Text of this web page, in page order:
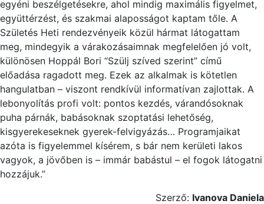
egyéni beszélgetésekre, ahol mindig maximális figyelmet,
együttérzést, és szakmai alaposságot kaptam tőle. A
Születés Heti rendezvényeik közül hármat látogattam
meg, mindegyik a várakozásaimnak megfelelően jó volt,
különösen Hoppál Bori “Szülj szíved szerint” című
előadása ragadott meg. Ezek az alkalmak is kötetlen
hangulatban – viszont rendkívül informatívan zajlottak. A
lebonyolítás profi volt: pontos kezdés, várandósoknak
puha párnák, babásoknak szoptatási lehetőség,
kisgyerekeseknek gyerek-felvigyázás… Programjaikat
azóta is figyelemmel kísérem, s bár nem kerületi lakos
vagyok, a jövőben is – immár babástul – el fogok látogatni
hozzájuk.”
Szerző: Ivanova Daniela